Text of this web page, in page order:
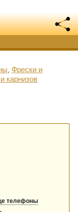
, Фрески и
карнизов
телефоны